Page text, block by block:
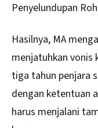
Penyelundupan
Hasilnya, MA
menjatuhkan vonis
tiga tahun penjara
dengan ketentuan
harus menjalani